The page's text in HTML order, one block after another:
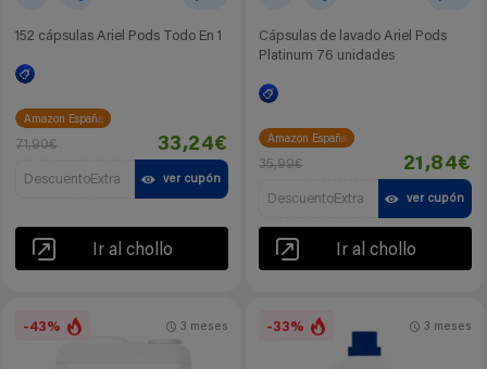
152 cápsulas Ariel Pods Todo En 1
Amazon España
71,90€ 33,24€
DescuentoExtra ver cupón
Ir al chollo
Cápsulas de lavado Ariel Pods
Platinum 76 unidades
Amazon España
35,99€ 21,84€
DescuentoExtra ver cupón
Ir al chollo
-43% 3 meses -33% 3 meses